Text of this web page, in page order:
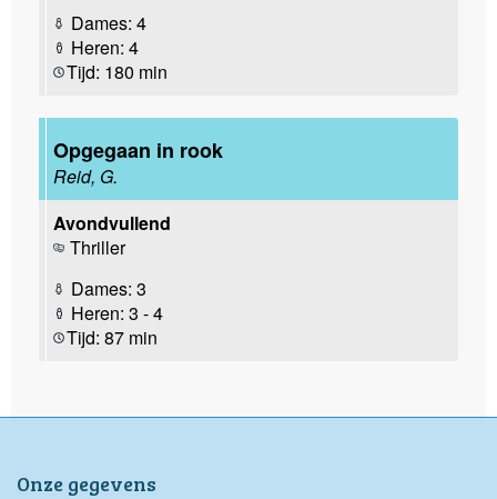
Dames: 4
Heren: 4
Tijd: 180 min
Opgegaan in rook
Reid, G.
Avondvullend
Thriller
Dames: 3
Heren: 3 - 4
Tijd: 87 min
Onze gegevens